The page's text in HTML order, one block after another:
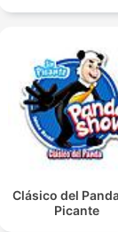
Clásico del
Picante